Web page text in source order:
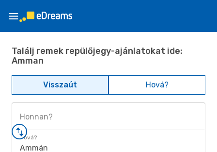
Találj remek repülőjegy-ajánlatokat ide:
Amman
Visszaút Hová?
Honnan?
Hová?
Ammán